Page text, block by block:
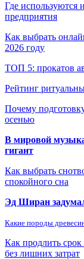
Где используются
предприятия
Как выбрать
2026 году
ТОП 5: прокатов
Рейтинг
Почему
осенью
В мировой
гигант
Как выбрать
спокойного сна
Эд Ширан
Какие породы
Как продлить
без лишних затрат